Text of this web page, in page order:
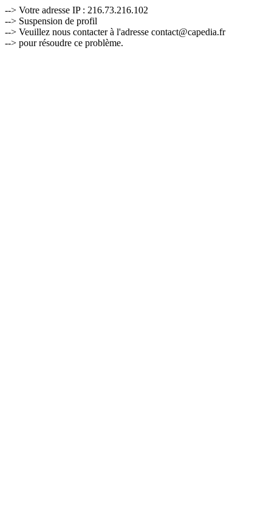
--> Votre adresse IP : 216.73.216.102
--> Suspension de profil
--> Veuillez nous contacter à l'adresse contact@capedia.fr
--> pour résoudre ce problème.